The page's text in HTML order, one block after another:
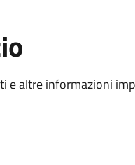
e altre informazioni